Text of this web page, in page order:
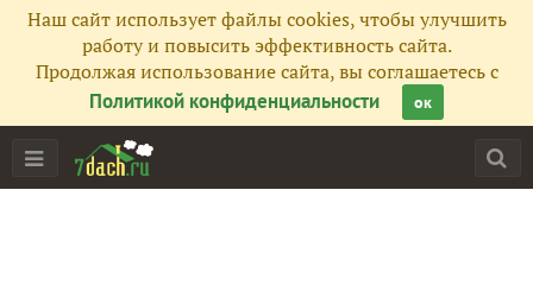
Наш сайт использует файлы cookies, чтобы улучшить
работу и повысить эффективность сайта.
Продолжая использование сайта, вы соглашаетесь с
Политикой конфиденциальности
ок